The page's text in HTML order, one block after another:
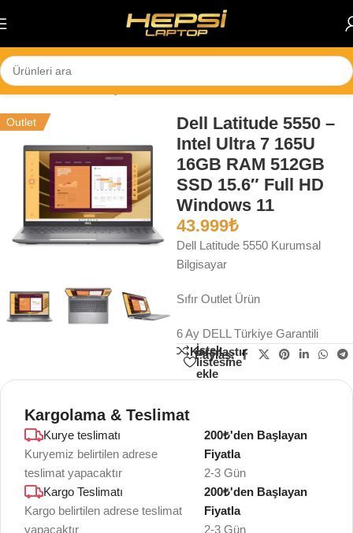
Skip to navigation
Ana Sayfa/Notebook/İş Bilgisayarları
Outlet
Dell Latitude 5550 –
Intel Ultra 7 165U
16GB RAM 512GB
SSD 15.6″ Full HD
Windows 11
43.999₺
Dell Latitude 5550 Kurumsal
Bilgisayar
Sıfır Outlet Ürün
6 Ay DELL Türkiye Garantili
Karşılaştır
İstek
listesine
ekle
Paylaş:
Kargolama & Teslimat
Kurye teslimatı
Kuryemiz belirtilen adrese
teslimat yapacaktır
2-3 Gün
200₺'den Başlayan
Fiyatla
Kargo Teslimatı
Kargo belirtilen adrese teslimat
yapacaktır
2-3 Gün
200₺'den Başlayan
Fiyatla